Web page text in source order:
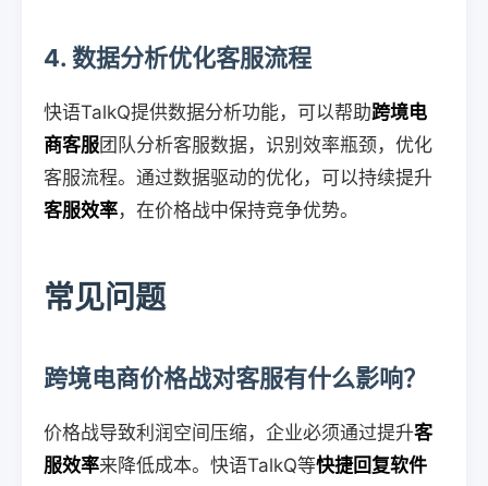
4. 数据分析优化客服流程
快语TalkQ提供数据分析功能，可以帮助跨境电
商客服团队分析客服数据，识别效率瓶颈，优化
客服流程。通过数据驱动的优化，可以持续提升
客服效率，在价格战中保持竞争优势。
常见问题
跨境电商价格战对客服有什么影响？
价格战导致利润空间压缩，企业必须通过提升客
服效率来降低成本。快语TalkQ等快捷回复软件